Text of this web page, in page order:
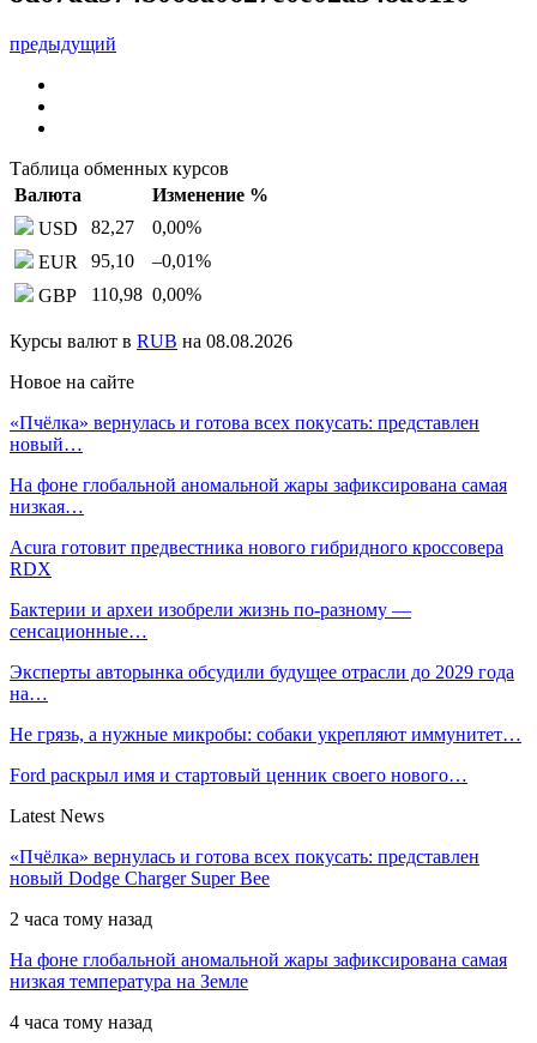
предыдущий
Таблица обменных курсов
Валюта
Изменение %
USD
82,27 0,00%
EUR
95,10 –0,01%
GBP
110,98 0,00%
Курсы валют в RUB на 08.08.2026
Новое на сайте
«Пчёлка» вернулась и готова всех покусать: представлен
новый…
На фоне глобальной аномальной жары зафиксирована самая
низкая…
Acura готовит предвестника нового гибридного кроссовера
RDX
Бактерии и археи изобрели жизнь по-разному —
сенсационные…
Эксперты авторынка обсудили будущее отрасли до 2029 года
на…
Не грязь, а нужные микробы: собаки укрепляют иммунитет…
Ford раскрыл имя и стартовый ценник своего нового…
Latest News
«Пчёлка» вернулась и готова всех покусать: представлен
новый Dodge Charger Super Bee
2 часа тому назад
На фоне глобальной аномальной жары зафиксирована самая
низкая температура на Земле
4 часа тому назад